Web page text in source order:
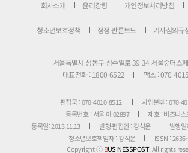
회사소개 윤리강령 개인정보처리방침
청소년보호정책 정정·반론보도 기사심의규
서울특별시 성동구 성수일로 39-34 서울숲더스
대표전화 : 1800-6522
팩스 : 070-
편집국 : 070-4010-8512
사업본부 : 070-
등록번호 : 서울 아 02897
제호 : 비즈니
등록일: 2013.11.13
발행·편집인 : 강석운
발행
청소년보호책임자 : 강석운
ISSN :
Copyright ⓒBUSINESSPOST. All rights